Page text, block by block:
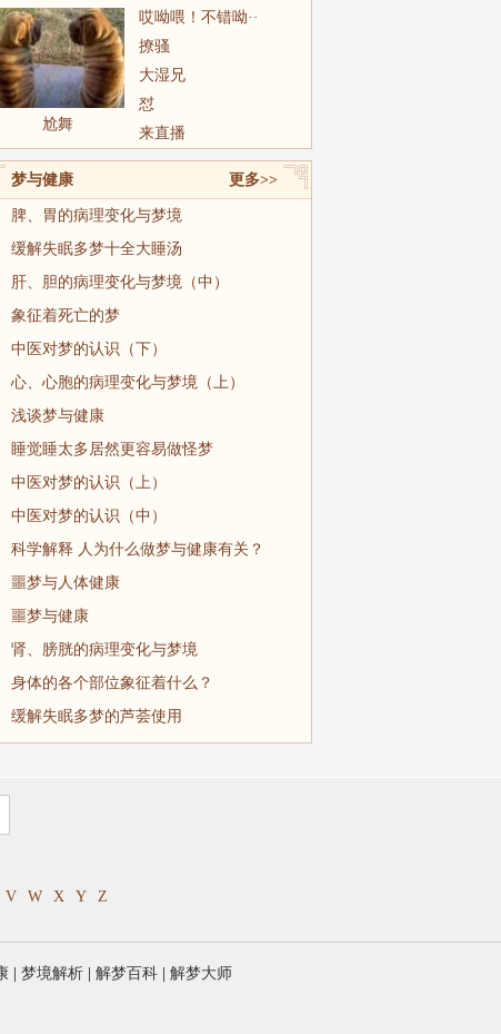
尬舞
哎呦喂！不错呦··
撩骚
大湿兄
怼
来直播
更多>>
梦与健康
脾、胃的病理变化与梦境
缓解失眠多梦十全大睡汤
肝、胆的病理变化与梦境（中）
象征着死亡的梦
中医对梦的认识（下）
心、心胞的病理变化与梦境（上）
浅谈梦与健康
睡觉睡太多居然更容易做怪梦
中医对梦的认识（上）
中医对梦的认识（中）
科学解释 人为什么做梦与健康有关？
噩梦与人体健康
噩梦与健康
肾、膀胱的病理变化与梦境
身体的各个部位象征着什么？
缓解失眠多梦的芦荟使用
V W X Y Z
梦境解析 解梦百科 解梦大师